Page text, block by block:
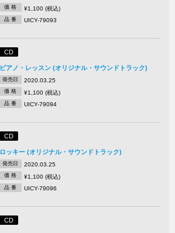
価 格 ¥1,100 (税込)
品 番 UICY-79093
CD
ピアノ・レッスン (オリジナル・サウンドトラック)
発売日 2020.03.25
価 格 ¥1,100 (税込)
品 番 UICY-79094
CD
ロッキー (オリジナル・サウンドトラック)
発売日 2020.03.25
価 格 ¥1,100 (税込)
品 番 UICY-79096
CD